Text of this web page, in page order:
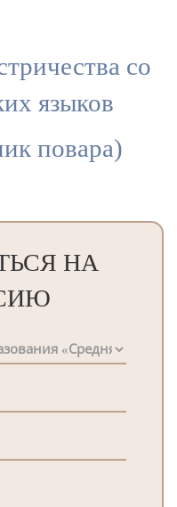
со
языков
повара)
НА